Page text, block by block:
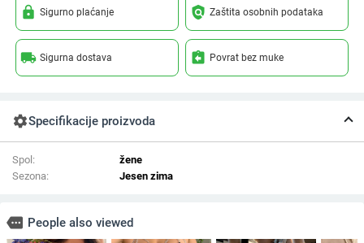
lock Sigurno plaćanje policy Zaštita osobnih podataka
local_shipping Sigurna dostava assignment_return Povrat bez muke
settingsSpecifikacije proizvoda
Spol:
žene
Sezona:
Jesen zima
more People also viewed